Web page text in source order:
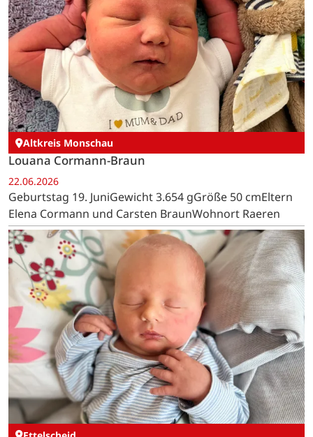
Altkreis Monschau
Louana Cormann-Braun
22.06.2026
Geburtstag 19. JuniGewicht 3.654 gGröße 50 cmEltern
Elena Cormann und Carsten BraunWohnort Raeren